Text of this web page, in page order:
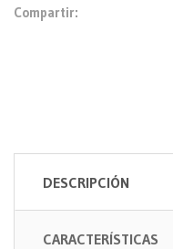
Compartir:
DESCRIPCIÓN
CARACTERÍSTICAS